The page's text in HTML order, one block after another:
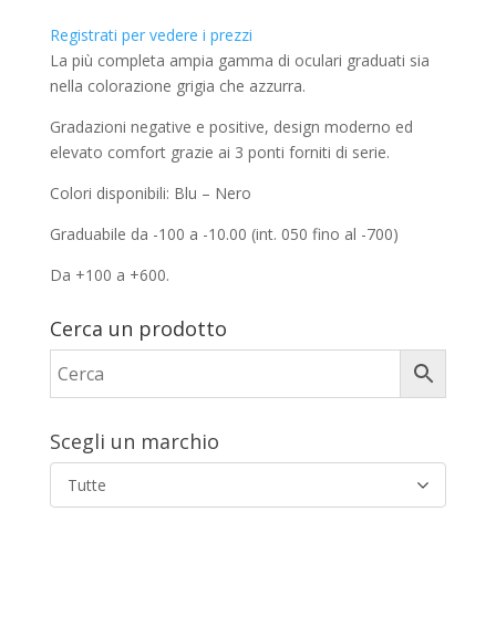
Registrati per vedere i prezzi
La più completa ampia gamma di oculari graduati sia
nella colorazione grigia che azzurra.
Gradazioni negative e positive, design moderno ed
elevato comfort grazie ai 3 ponti forniti di serie.
Colori disponibili: Blu – Nero
Graduabile da -100 a -10.00 (int. 050 fino al -700)
Da +100 a +600.
Cerca un prodotto
Scegli un marchio
Tutte